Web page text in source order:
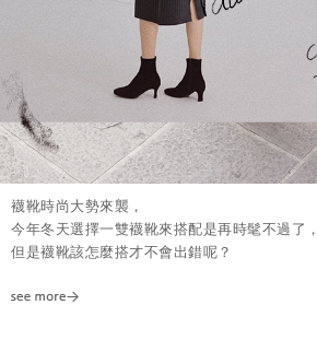
襪靴時尚大勢來襲，
今年冬天選擇一雙襪靴來搭配是再時髦不過了，
但是襪靴該怎麼搭才不會出錯呢？